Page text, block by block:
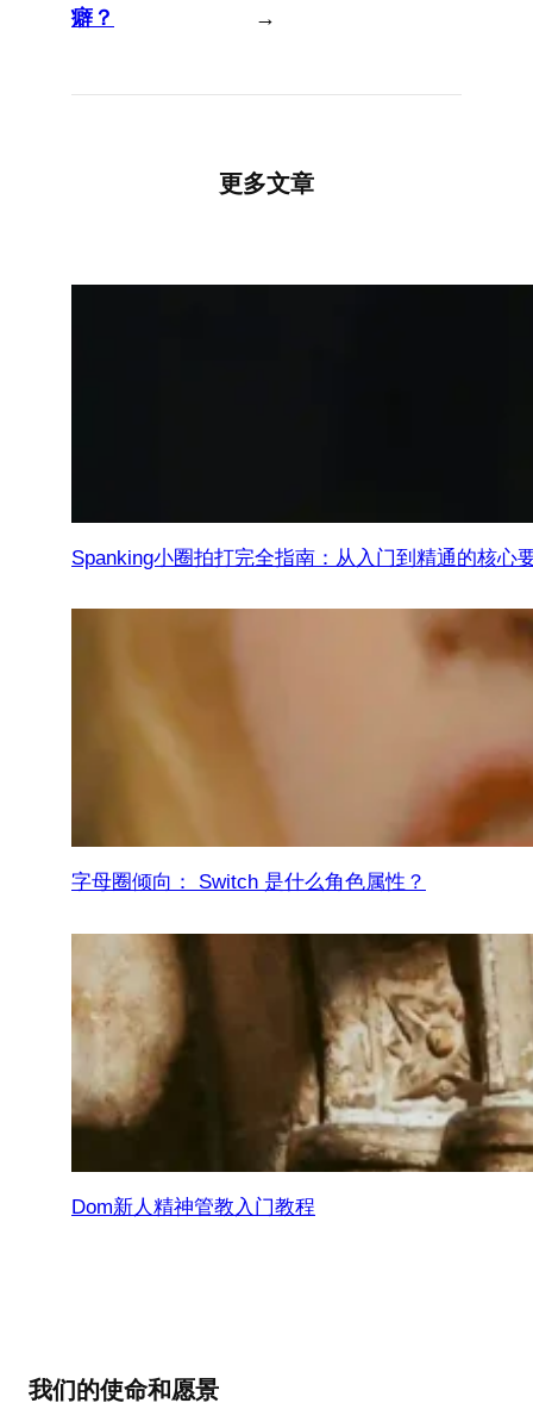
癖？
→
更多文章
Spanking小圈拍打完全指南：从入门到精通的核心
字母圈倾向： Switch 是什么角色属性？
Dom新人精神管教入门教程
我们的使命和愿景